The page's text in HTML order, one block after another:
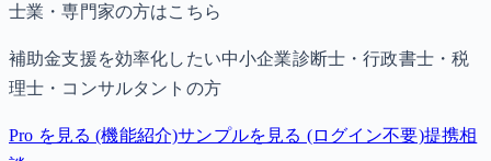
士業・専門家の方はこちら
補助金支援を効率化したい中小企業診断士・行政書士・税
理士・コンサルタントの方
Pro を見る (機能紹介)サンプルを見る (ログイン不要)提携相